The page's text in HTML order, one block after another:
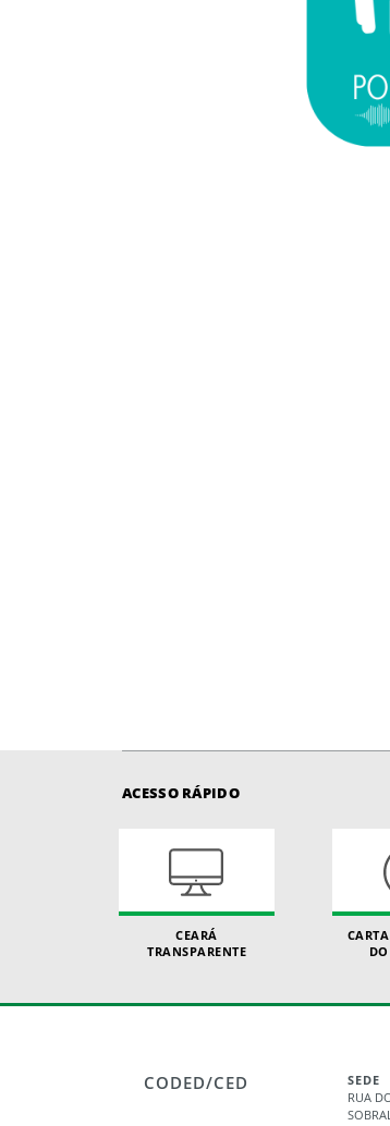
ACESSO RÁPIDO
CEARÁ
TRANSPARENTE
CODED/CED
SEDE
RUA